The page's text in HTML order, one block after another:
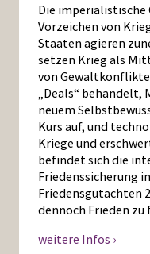
Die
Vorzeichen von
Staaten agieren
setzen Krieg als
von
„Deals“
neuem
Kurs auf, und
Kriege und
befindet sich die
Friedenssicherung
Friedensgutachten
dennoch Frieden zu
weitere Infos ›